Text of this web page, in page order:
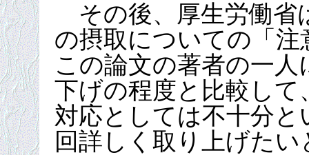
その後、厚生労働省
の摂取についての「
この論文の著者の一人
下げの程度と比較して
対応としては不十分
回詳しく取り上げた